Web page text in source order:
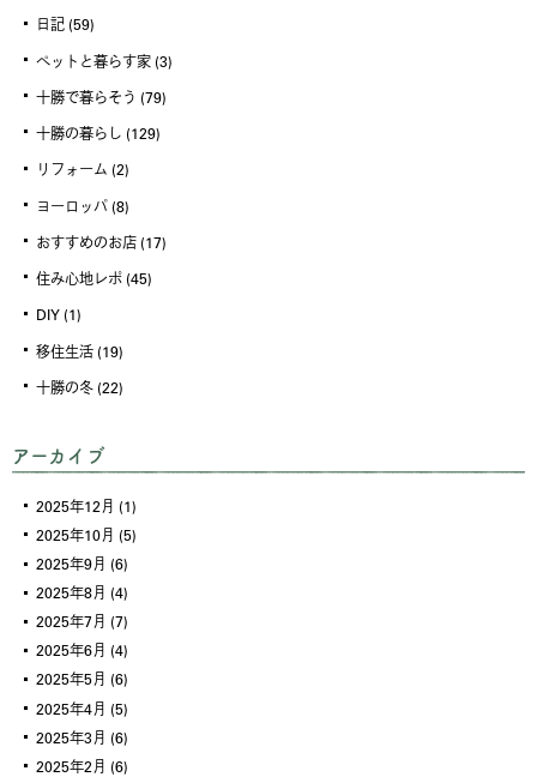
日記 (59)
ペットと暮らす家 (3)
十勝で暮らそう (79)
十勝の暮らし (129)
リフォーム (2)
ヨーロッパ (8)
おすすめのお店 (17)
住み心地レポ (45)
DIY (1)
移住生活 (19)
十勝の冬 (22)
アーカイブ
2025年12月 (1)
2025年10月 (5)
2025年9月 (6)
2025年8月 (4)
2025年7月 (7)
2025年6月 (4)
2025年5月 (6)
2025年4月 (5)
2025年3月 (6)
2025年2月 (6)